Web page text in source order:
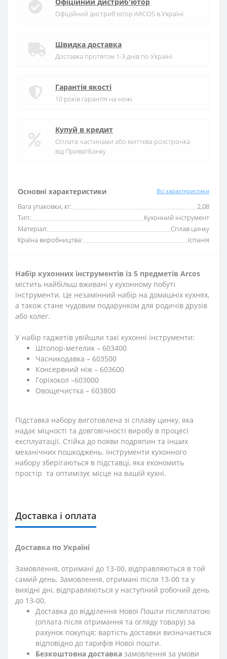
Основні характеристики Всі характеристики
Вага упаковки, кг:
2,08
Тип:
Кухонний інструмент
Матеріал:
Сплав цинку
Країна виробництва:
Іспанія
Офіційний дистриб'ютор ARCOS в Україні
Швидка доставка
Доставка протягом 1-3 днів по Україні
Гарантія якості
10 років гарантія на ножі
Купуй в кредит
Оплата частинами або миттєва розстрочка
від ПриватБанку
Набір кухонних інструментів із 5 предметів Arcos
містить найбільш вживані у кухонному побуті
інструменти. Це незамінний набір на домашніх кухнях,
а також стане чудовим подарунком для родичів друзів
або колег.
У набір гаджетів увійшли такі кухонні інструменти:
Штопор-метелик – 603400
Часникодавка – 603500
Консервний ніж – 603600
Горіхокол –603000
Овощечистка – 603800
Підставка набору виготовлена зі сплаву цинку, яка
надає міцності та довговічності виробу в процесі
експлуатації. Стійка до появи подряпин та інших
механічних пошкоджень. Інструменти кухонного
набору зберігаються в підставці, яка економить
простір та оптимізує місце на вашій кухні.
Доставка і оплата
Доставка по Україні
Замовлення, отримані до 13-00, відправляються в той
самий день. Замовлення, отримані після 13-00 та у
вихідні дні, відправляються у наступний робочий день
до 13-00.
Доставка до відділення Нової Пошти післяплатою
(оплата після отримання та огляду товару) за
рахунок покупця; вартість доставки визначається
відповідно до тарифів Нової пошти.
Безкоштовна доставка замовлення за умови